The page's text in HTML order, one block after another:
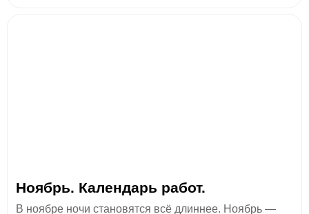
Ноябрь. Календарь работ.
В ноябре ночи становятся всё длиннее. Ноябрь —